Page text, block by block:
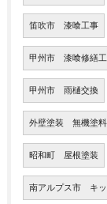
笛吹市 漆喰工事
甲州市 漆喰修繕
甲州市 雨樋交換
外壁塗装 無機塗料
昭和町 屋根塗装
南アルプス市 キ